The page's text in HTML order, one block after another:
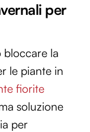
per
bloccare la
le piante in
fiorite
soluzione
per